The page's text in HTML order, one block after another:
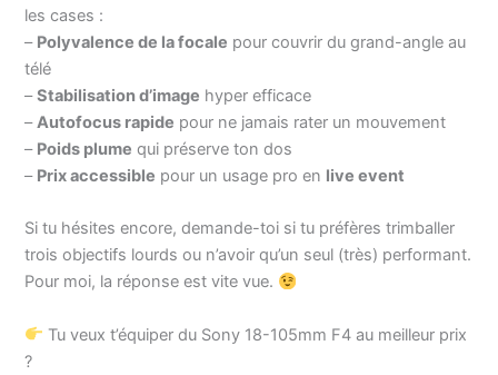
les cases :
– Polyvalence de la focale pour couvrir du grand-angle au
télé
–Stabilisation d’image hyper efficace
–Autofocus rapide pour ne jamais rater un mouvement
– Poids plume qui préserve ton dos
– Prix accessible pour un usage pro en live event
Si tu hésites encore, demande-toi si tu préfères trimballer
trois objectifs lourds ou n’avoir qu’un seul (très) performant.
Pour moi, la réponse est vite vue.
Tu veux t’équiper du Sony 18-105mm F4 au meilleur prix
?